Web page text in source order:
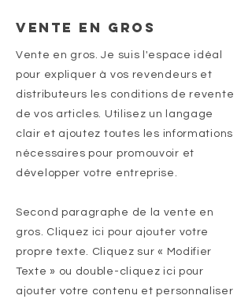
Vente en gros
Vente en gros. Je suis l'espace idéal
pour expliquer à vos revendeurs et
distributeurs les conditions de revente
de vos articles. Utilisez un langage
clair et ajoutez toutes les informations
nécessaires pour promouvoir et
développer votre entreprise.
Second paragraphe de la vente en
gros. Cliquez ici pour ajouter votre
propre texte. Cliquez sur « Modifier
Texte » ou double-cliquez ici pour
ajouter votre contenu et personnaliser